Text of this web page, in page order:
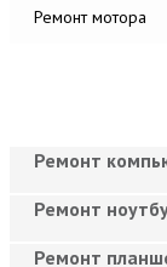
Ремонт мотора
Ремонт
Ремонт
Ремонт